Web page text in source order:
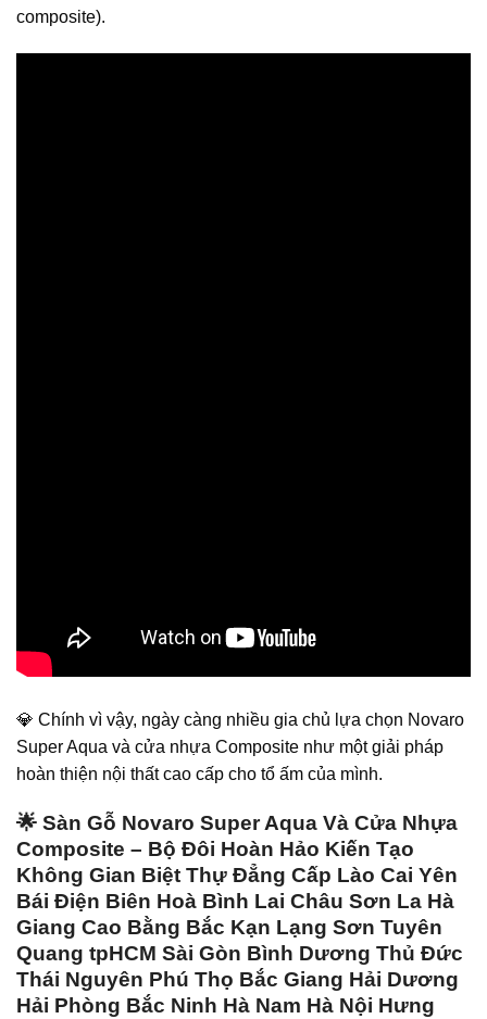
composite).
💎 Chính vì vậy, ngày càng nhiều gia chủ lựa chọn Novaro
Super Aqua và cửa nhựa Composite như một giải pháp
hoàn thiện nội thất cao cấp cho tổ ấm của mình.
🌟 Sàn Gỗ Novaro Super Aqua Và Cửa Nhựa
Composite – Bộ Đôi Hoàn Hảo Kiến Tạo
Không Gian Biệt Thự Đẳng Cấp Lào Cai Yên
Bái Điện Biên Hoà Bình Lai Châu Sơn La Hà
Giang Cao Bằng Bắc Kạn Lạng Sơn Tuyên
Quang tpHCM Sài Gòn Bình Dương Thủ Đức
Thái Nguyên Phú Thọ Bắc Giang Hải Dương
Hải Phòng Bắc Ninh Hà Nam Hà Nội Hưng